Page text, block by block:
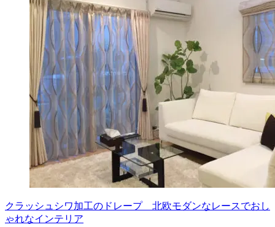
クラッシュシワ加工のドレープ 北欧モダンなレースでおし
ゃれなインテリア